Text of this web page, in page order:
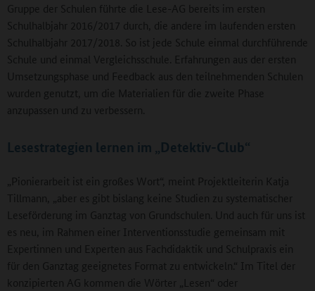
Gruppe der Schulen führte die Lese-AG bereits im ersten
Schulhalbjahr 2016/2017 durch, die andere im laufenden ersten
Schulhalbjahr 2017/2018. So ist jede Schule einmal durchführende
Schule und einmal Vergleichsschule. Erfahrungen aus der ersten
Umsetzungsphase und Feedback aus den teilnehmenden Schulen
wurden genutzt, um die Materialien für die zweite Phase
anzupassen und zu verbessern.
Lesestrategien lernen im „Detektiv-Club“
„Pionierarbeit ist ein großes Wort“, meint Projektleiterin Katja
Tillmann, „aber es gibt bislang keine Studien zu systematischer
Leseförderung im Ganztag von Grundschulen. Und auch für uns ist
es neu, im Rahmen einer Interventionsstudie gemeinsam mit
Expertinnen und Experten aus Fachdidaktik und Schulpraxis ein
für den Ganztag geeignetes Format zu entwickeln.“ Im Titel der
konzipierten AG kommen die Wörter „Lesen“ oder